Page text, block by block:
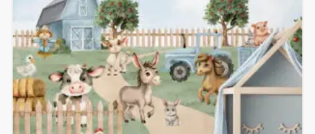
varijanti.
Opcije
se
mogu
odabrati
na
stranici
proizvoda